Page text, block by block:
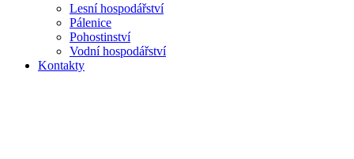
Lesní hospodářství
Pálenice
Pohostinství
Vodní hospodářství
Kontakty